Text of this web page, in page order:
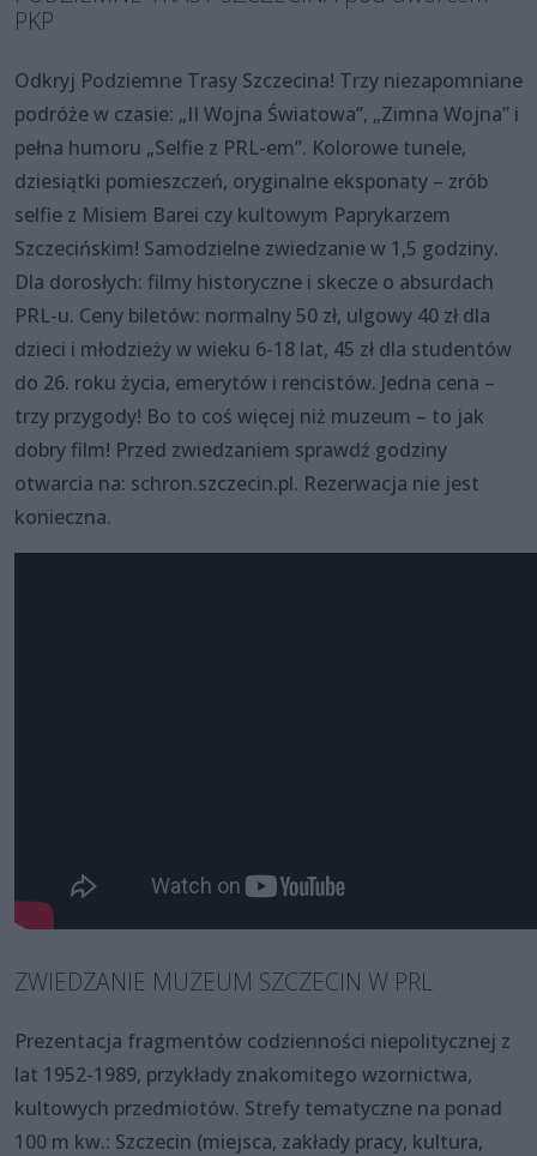
PKP
Odkryj Podziemne Trasy Szczecina! Trzy niezapomniane
podróże w czasie: „II Wojna Światowa”, „Zimna Wojna” i
pełna humoru „Selfie z PRL-em”. Kolorowe tunele,
dziesiątki pomieszczeń, oryginalne eksponaty – zrób
selfie z Misiem Barei czy kultowym Paprykarzem
Szczecińskim! Samodzielne zwiedzanie w 1,5 godziny.
Dla dorosłych: filmy historyczne i skecze o absurdach
PRL-u. Ceny biletów: normalny 50 zł, ulgowy 40 zł dla
dzieci i młodzieży w wieku 6-18 lat, 45 zł dla studentów
do 26. roku życia, emerytów i rencistów. Jedna cena –
trzy przygody! Bo to coś więcej niż muzeum – to jak
dobry film! Przed zwiedzaniem sprawdź godziny
otwarcia na: schron.szczecin.pl. Rezerwacja nie jest
konieczna.
ZWIEDZANIE MUZEUM SZCZECIN W PRL
Prezentacja fragmentów codzienności niepolitycznej z
lat 1952-1989, przykłady znakomitego wzornictwa,
kultowych przedmiotów. Strefy tematyczne na ponad
100 m kw.: Szczecin (miejsca, zakłady pracy, kultura,